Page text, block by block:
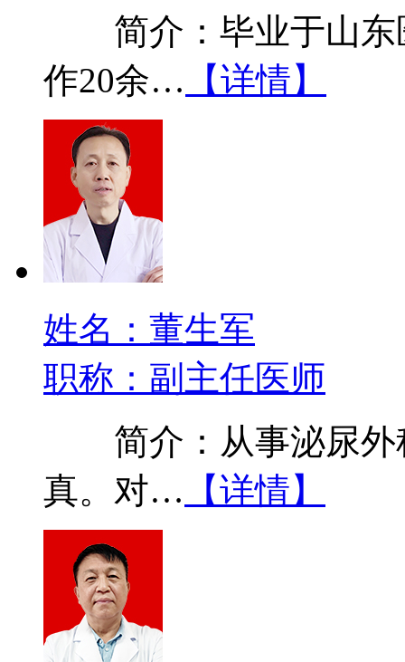
简介：毕业于山东
作20余… 【详情】
姓名：董生军
职称：副主任医师
简介：从事泌尿外
真。对… 【详情】